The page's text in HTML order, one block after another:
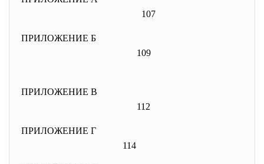
107
ПРИЛОЖЕНИЕ Б
109
ПРИЛОЖЕНИЕ В
112
ПРИЛОЖЕНИЕ Г
114